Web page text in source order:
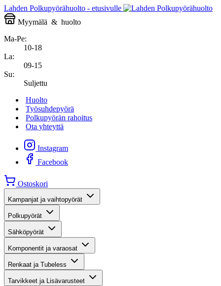
Lahden Polkupyörähuolto - etusivulle
Myymälä & huolto
Ma-Pe:
10-18
La:
09-15
Su:
Suljettu
Huolto
Työsuhdepyörä
Polkupyörän rahoitus
Ota yhteyttä
Instagram
Facebook
Ostoskori
Kampanjat ja vaihtopyörät
Polkupyörät
Sähköpyörät
Komponentit ja varaosat
Renkaat ja Tubeless
Tarvikkeet ja Lisävarusteet